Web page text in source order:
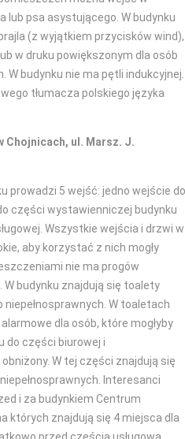
psa asystującego. W budynku
(z wyjątkiem przycisków wind),
w druku powiększonym dla osób
W budynku nie ma pętli indukcyjnej.
tłumacza polskiego języka
Chojnicach, ul. Marsz. J.
prowadzi 5 wejść: jedno wejście do
części wystawienniczej budynku
Wszystkie wejścia i drzwi w
aby korzystać z nich mogły
nie ma progów
budynku znajdują się toalety
W toaletach
dla osób, które mogłyby
do części biurowej i
W tej części znajdują się
Interesanci
i za budynkiem Centrum
których znajdują się 4 miejsca dla